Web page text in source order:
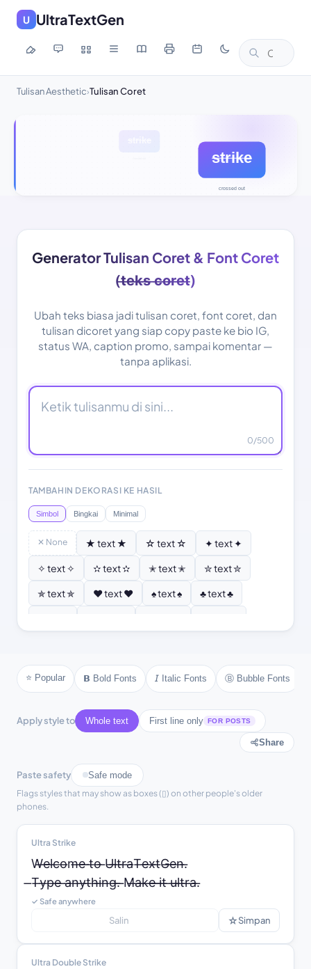
U UltraTextGen
Tulisan Aesthetic›Tulisan Coret
Generator Tulisan Coret & Font Coret
(t̶e̶k̶s̶ ̶c̶o̶r̶e̶t̶)
Ubah teks biasa jadi tulisan coret, font coret, dan
tulisan dicoret yang siap copy paste ke bio IG,
status WA, caption promo, sampai komentar —
tanpa aplikasi.
0/500
TAMBAHIN DEKORASI KE HASIL
Simbol Bingkai Minimal
✕ None ★ text ★ ☆ text ☆
✦ text ✦
✧ text ✧
✫ text ✫ ✭ text ✭
✮ text ✮
✯ text ✯
♥ text ♥ ♠ text ♠
♣ text ♣
☾ text ☾
⚜ text ⚜ ⚓ text ⚓
♪ text ♪
♫ text ♫
⚘ text ⚘
⭐ Popular 𝗕 Bold Fonts 𝘐 Italic Fonts Ⓑ Bubble Fonts
Apply style to Whole text First line only FOR POSTS
Share
Paste safety
Safe mode
Flags styles that may show as boxes (▯) on other people's older
phones.
Ultra Strike
W̶e̶l̶c̶o̶m̶e̶ ̶t̶o̶ ̶U̶l̶t̶r̶a̶T̶e̶x̶t̶G̶e̶n̶.̶
̶T̶y̶p̶e̶ ̶a̶n̶y̶t̶h̶i̶n̶g̶.̶ ̶M̶a̶k̶e̶ ̶i̶t̶ ̶u̶l̶t̶r̶a̶.̶
✓ Safe anywhere
Salin ☆Simpan
Ultra Double Strike